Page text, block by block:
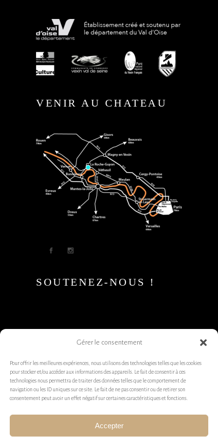
Gérer le consentement
Pour offrir les meilleures expériences, nous utilisons des technologies telles que les cookies
pour stocker et/ou accéder aux informations des appareils. Le fait de consentir à ces
technologies nous permettra de traiter des données telles que le comportement de
navigation ou les ID uniques sur ce site. Le fait de ne pas consentir ou de retirer son
consentement peut avoir un effet négatif sur certaines caractéristiques et fonctions.
Accepter
VENIR AU CHATEAU
SOUTENEZ-NOUS !